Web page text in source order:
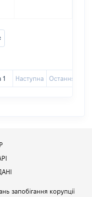
1 Наступна Остання
запобігання корупції